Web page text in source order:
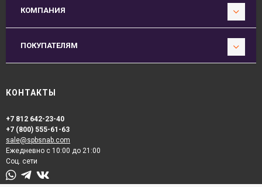
КОМПАНИЯ
ПОКУПАТЕЛЯМ
КОНТАКТЫ
+7 812 642-23-40
+7 (800) 555-61-63
sale@spbsnab.com
Ежедневно с 10:00 до 21:00
Соц. сети